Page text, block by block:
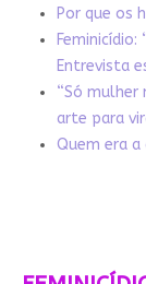
Por que os
Entrevista
“Só mulher
arte para
Quem era a